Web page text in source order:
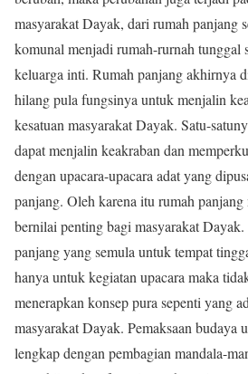
masyarakat Dayak, dari rumah panjang
komunal menjadi rumah-rurnah tunggal
keluarga inti. Rumah panjang akhirnya
hilang pula fungsinya untuk menjalin
kesatuan masyarakat Dayak. Satu-
dapat menjalin keakraban dan
dengan upacara-upacara adat yang
panjang. Oleh karena itu rumah
bernilai penting bagi masyarakat
panjang yang semula untuk tempat
hanya untuk kegiatan upacara maka
menerapkan konsep pura sepenti yang
masyarakat Dayak. Pemaksaan budaya
lengkap dengan pembagian mandala-